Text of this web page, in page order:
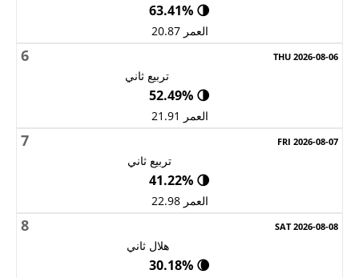
🌗 63.41%
العمر 20.87
6
تربيع ثاني
🌗 52.49%
العمر 21.91
7
تربيع ثاني
🌗 41.22%
العمر 22.98
8
هلال ثاني
🌘 30.18%